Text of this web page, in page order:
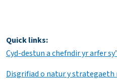
Quick links:
Cyd-destun a chefndir yr arfer
Disgrifiad o natur y strategaeth